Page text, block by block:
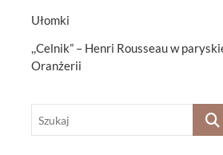
Ułomki
,,Celnik” – Henri Rousseau w
Oranżerii
Szukaj